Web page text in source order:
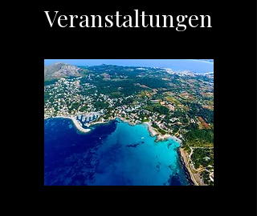
Veranstaltungen